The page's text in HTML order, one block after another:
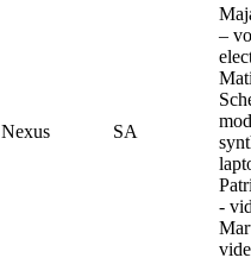
Nexus SA
–
-